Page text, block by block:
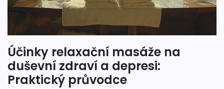
Účinky relaxační masáže na
duševní zdraví a depresi:
Praktický průvodce